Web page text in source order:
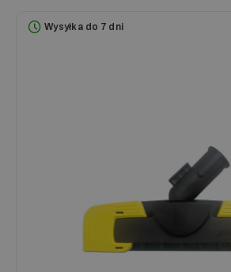
Wysyłka do 7 dni